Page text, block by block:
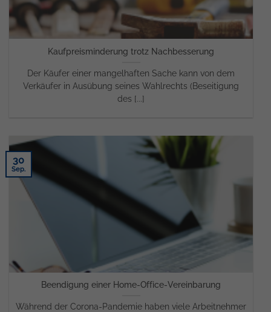
Kaufpreisminderung trotz Nachbesserung
Der Käufer einer mangelhaften Sache kann von dem
Verkäufer in Ausübung seines Wahlrechts (Beseitigung
des [...]
Beendigung einer Home-Office-Vereinbarung
Während der Corona-Pandemie haben viele Arbeitnehmer
30
Sep.